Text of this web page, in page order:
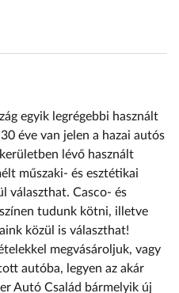
egyik legrégebbi használt
éve van jelen a hazai autós
lévő használt
műszaki- és esztétikai
választhat. Casco- és
tudunk kötni, illetve
közül is választhat!
megvásároljuk, vagy
autóba, legyen az akár
Autó Család bármelyik új